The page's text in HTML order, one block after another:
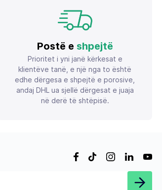
Postë e shpejtë
Prioritet i yni janë kërkesat e
klientëve tanë, e një nga to është
edhe dërgesa e shpejtë e porosive,
andaj DHL ua sjellë dërgesat e juaja
në derë të shtëpisë.